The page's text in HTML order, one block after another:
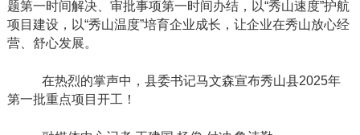
题第一时间解决、审批事项第一时间办结，以“秀山速度”护航
项目建设，以“秀山温度”培育企业成长，让企业在秀山放心经
营、舒心发展。
在热烈的掌声中，县委书记马文森宣布秀山县2025年
第一批重点项目开工！